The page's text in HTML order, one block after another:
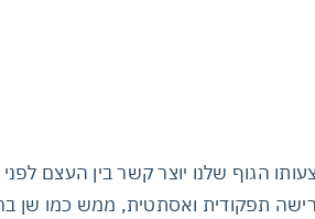
הגוף שלנו יוצר קשר בין
תפקודית ואסתטית, ממש כמו שן